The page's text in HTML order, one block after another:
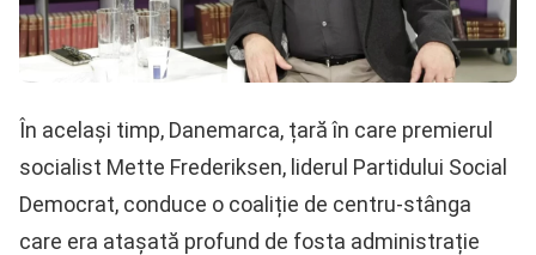
În același timp, Danemarca, țară în care premierul
socialist Mette Frederiksen, liderul Partidului Social
Democrat, conduce o coaliție de centru-stânga
care era atașată profund de fosta administrație